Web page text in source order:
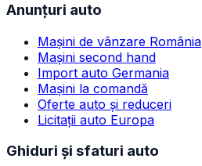
Anunțuri auto
Mașini de vânzare România
Mașini second hand
Import auto Germania
Mașini la comandă
Oferte auto și reduceri
Licitații auto Europa
Ghiduri și sfaturi auto